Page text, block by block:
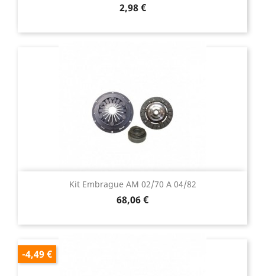
Precio
2,98 €
Kit Embrague AM 02/70 A 04/82
Precio
68,06 €
-4,49 €